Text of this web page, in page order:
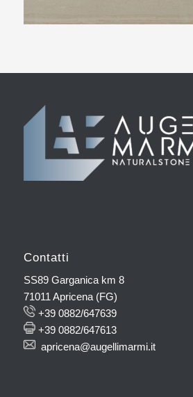
Contatti
SS89 Garganica km 8
71011 Apricena (FG)
+39 0882/647639
+39 0882/647613
apricena@augellimarmi.it